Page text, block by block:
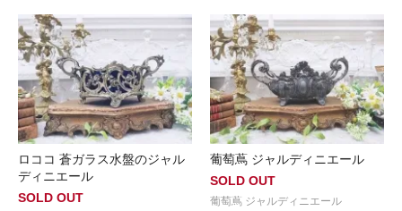
ロココ 蒼ガラス水盤のジャル
ディニエール
SOLD OUT
葡萄蔦 ジャルディニエール
SOLD OUT
葡萄蔦 ジャルディニエール